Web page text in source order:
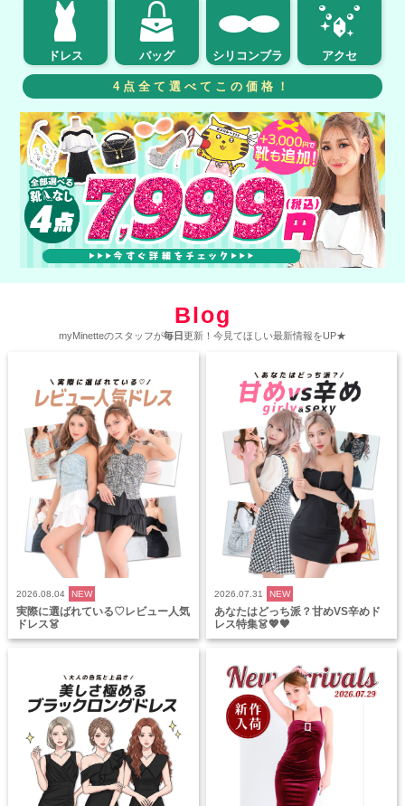
ドレス バッグ シリコンブラ アクセ
4点全て選べてこの価格！
Blog
myMinetteのスタッフが毎日更新！今見てほしい最新情報をUP★
2026.08.04 NEW
実際に選ばれている♡レビュー人気
ドレス👗
2026.07.31 NEW
あなたはどっち派？甘めVS辛めド
レス特集👗💖🖤